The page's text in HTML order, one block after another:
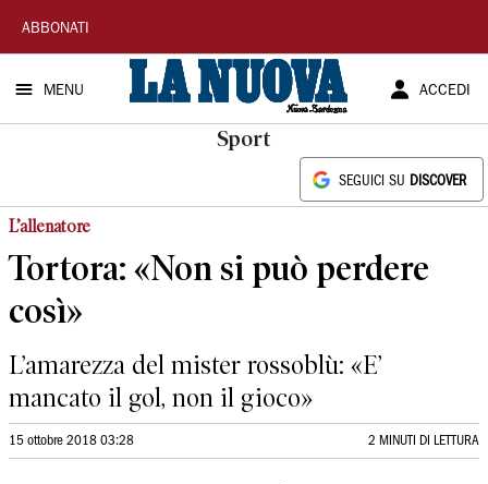
La
Nuova
Sardegna
ABBONATI
MENU ACCEDI
Sport
SEGUICI SU DISCOVER
L’allenatore
Tortora: «Non si può perdere
così»
L’amarezza del mister rossoblù: «E’
mancato il gol, non il gioco»
15 ottobre 2018 03:28 2 MINUTI DI LETTURA